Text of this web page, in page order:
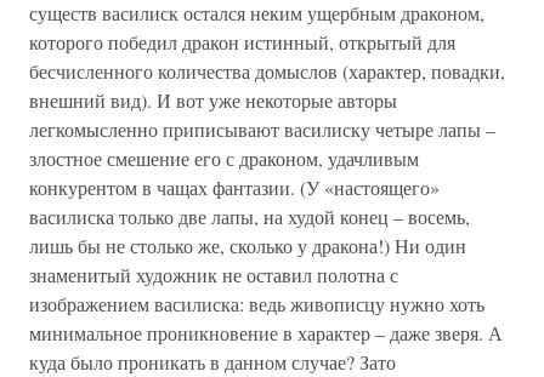
существ василиск остался неким ущербным драконом,
которого победил дракон истинный, открытый для
бесчисленного количества домыслов (характер, повадки,
внешний вид). И вот уже некоторые авторы
легкомысленно приписывают василиску четыре лапы –
злостное смешение его с драконом, удачливым
конкурентом в чащах фантазии. (У «настоящего»
василиска только две лапы, на худой конец – восемь,
лишь бы не столько же, сколько у дракона!) Ни один
знаменитый художник не оставил полотна с
изображением василиска: ведь живописцу нужно хоть
минимальное проникновение в характер – даже зверя. А
куда было проникать в данном случае? Зато